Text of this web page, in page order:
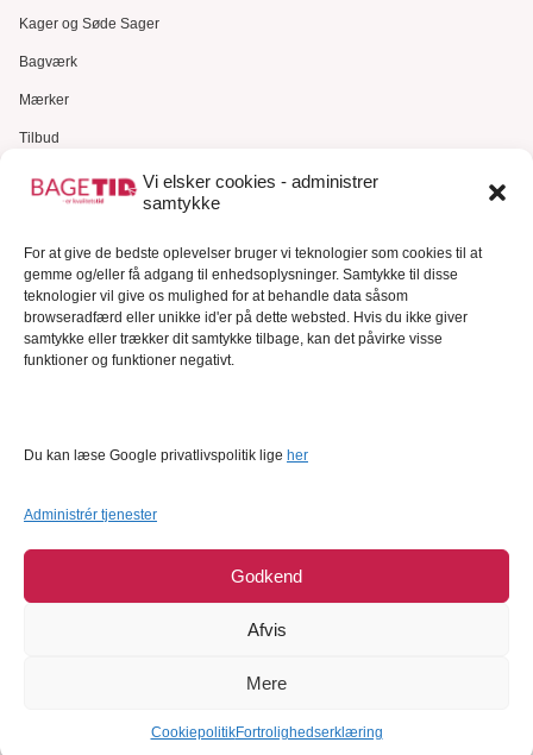
Vi elsker cookies - administrer
samtykke
For at give de bedste oplevelser bruger vi teknologier som cookies til at
gemme og/eller få adgang til enhedsoplysninger. Samtykke til disse
teknologier vil give os mulighed for at behandle data såsom
browseradfærd eller unikke id'er på dette websted. Hvis du ikke giver
samtykke eller trækker dit samtykke tilbage, kan det påvirke visse
funktioner og funktioner negativt.
Du kan læse Google privatlivspolitik lige her
Administrér tjenester
Godkend
Afvis
Mere
CookiepolitikFortrolighedserklæring
Kager og Søde Sager
Bagværk
Mærker
Tilbud
Gavekort
Kundeservice
Kundeservice
FAQ – Ofte stillede spørgsmål
Om Bagetid.dk
Se Fødevarestyrelsens smiley-rapporter